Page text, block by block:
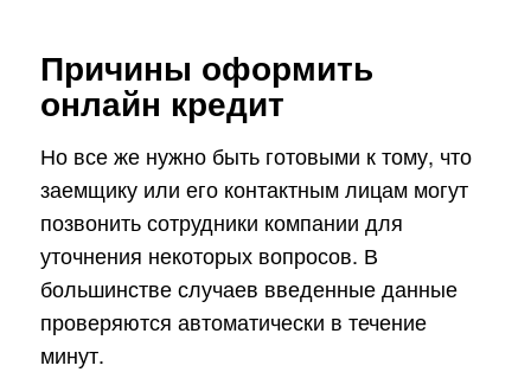
Причины оформить
онлайн кредит
Но все же нужно быть готовыми к тому, что
заемщику или его контактным лицам могут
позвонить сотрудники компании для
уточнения некоторых вопросов. В
большинстве случаев введенные данные
проверяются автоматически в течение
минут.